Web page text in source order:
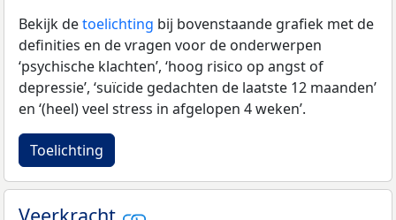
Bekijk detoelichting bij bovenstaande grafiek met de
definities en de vragen voor de onderwerpen
‘psychische klachten’, ‘hoog risico op angst of
depressie’, ‘suïcide gedachten de laatste 12 maanden’
en ‘(heel) veel stress in afgelopen 4 weken’.
Toelichting